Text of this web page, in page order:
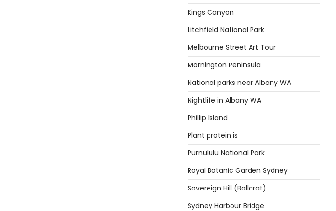
Kings Canyon
Litchfield National Park
Melbourne Street Art Tour
Mornington Peninsula
National parks near Albany WA
Nightlife in Albany WA
Phillip Island
Plant protein is
Purnululu National Park
Royal Botanic Garden Sydney
Sovereign Hill (Ballarat)
Sydney Harbour Bridge